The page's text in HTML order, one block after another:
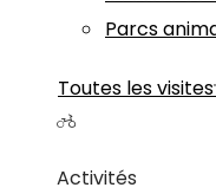
Parcs
Toutes les visites
Activités